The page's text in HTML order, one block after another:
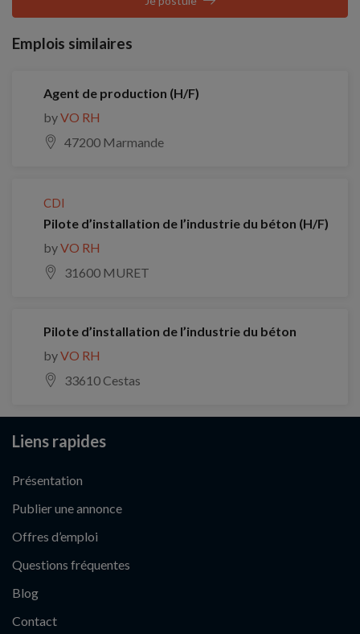
Emplois similaires
Agent de production (H/F)
byVO RH
47200 Marmande
CDI
Pilote d’installation de l’industrie du béton (H/F)
byVO RH
31600 MURET
Pilote d’installation de l’industrie du béton
byVO RH
33610 Cestas
Liens rapides
Présentation
Publier une annonce
Offres d’emploi
Questions fréquentes
Blog
Contact